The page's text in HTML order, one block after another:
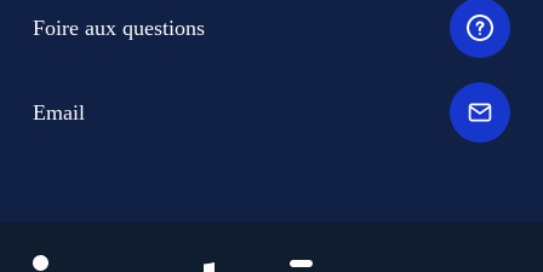
Foire aux questions
Email